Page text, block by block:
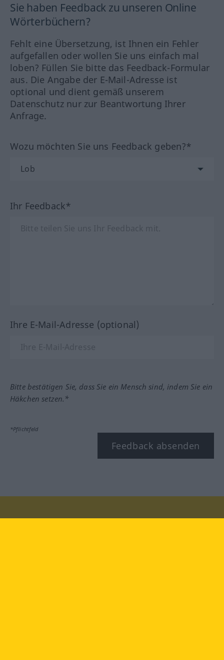
Sie haben Feedback zu unseren Online
Wörterbüchern?
Fehlt eine Übersetzung, ist Ihnen ein Fehler
aufgefallen oder wollen Sie uns einfach mal
loben? Füllen Sie bitte das Feedback-Formular
aus. Die Angabe der E-Mail-Adresse ist
optional und dient gemäß unserem
Datenschutz nur zur Beantwortung Ihrer
Anfrage.
Wozu möchten Sie uns Feedback geben?*
Ihr Feedback*
Ihre E-Mail-Adresse (optional)
Bitte bestätigen Sie, dass Sie ein Mensch sind, indem Sie ein
Häkchen setzen.*
*Pflichtfeld
Feedback absenden